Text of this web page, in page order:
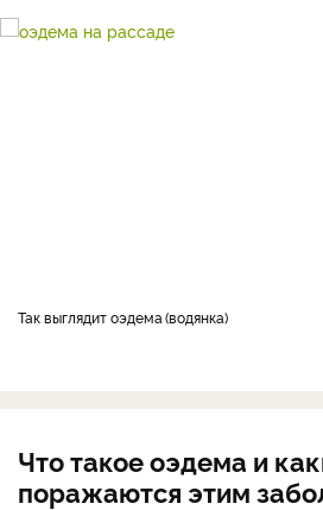
Так выглядит оэдема водянка
Что такое оэдема и
поражаются этим